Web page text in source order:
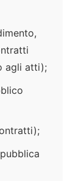
agli atti);